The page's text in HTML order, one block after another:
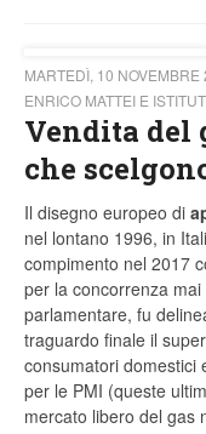
MARTEDÌ, 10 NOVEMBRE
ENRICO MATTEI E
Vendita del
che
Il disegno europeo di
nel lontano 1996, in
compimento nel 2017
per la concorrenza
parlamentare, fu
traguardo finale il
consumatori domestici
per le PMI (queste
mercato libero del gas